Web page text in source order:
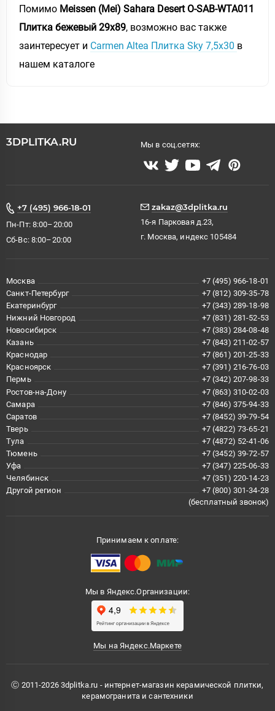
Помимо Meissen (Mei) Sahara Desert O-SAB-WTA011
Плитка бежевый 29х89, возможно вас также
заинтересует и Carmen Altea Плитка Sky 7,5х30 в
нашем каталоге
3DPLITKA.RU Мы в соц.сетях:
+7 (495) 966-18-01
Пн-Пт: 8:00–20:00
Сб-Вс: 8:00–20:00
zakaz@3dplitka.ru
16-я Парковая д.23,
г. Москва, индекс 105484
Москва
+7 (495) 966-18-01
Санкт-Петербург
+7 (812) 309-35-78
Екатеринбург
+7 (343) 289-18-98
Нижний Новгород
+7 (831) 281-52-53
Новосибирск
+7 (383) 284-08-48
Казань
+7 (843) 211-02-57
Краснодар
+7 (861) 201-25-33
Красноярск
+7 (391) 216-76-03
Пермь
+7 (342) 207-98-33
Ростов-на-Дону
+7 (863) 310-02-03
Самара
+7 (846) 375-94-33
Саратов
+7 (8452) 39-79-54
Тверь
+7 (4822) 73-65-21
Тула
+7 (4872) 52-41-06
Тюмень
+7 (3452) 39-72-57
Уфа
+7 (347) 225-06-33
Челябинск
+7 (351) 220-14-23
Другой регион
+7 (800) 301-34-28
(бесплатный звонок)
Принимаем к оплате:
Мы в Яндекс.Организации:
Мы на Яндекс.Маркете
Ⓒ 2011-2026 3dplitka.ru - интернет-магазин керамической плитки,
керамогранита и сантехники